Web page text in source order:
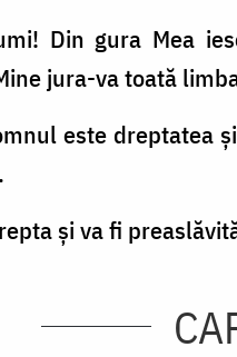
Din gura Mea
jura-va toată
este dreptatea
şi va fi